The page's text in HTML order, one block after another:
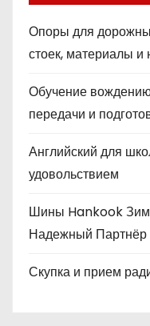
Опоры для
стоек, материалы
Обучение
передачи и
Английский для
удовольствием
Шины Hankook
Надежный
Скупка и прием